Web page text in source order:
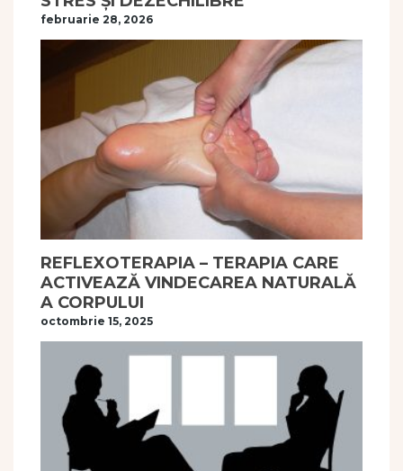
februarie 28, 2026
REFLEXOTERAPIA – TERAPIA CARE
ACTIVEAZĂ VINDECAREA NATURALĂ
A CORPULUI
octombrie 15, 2025